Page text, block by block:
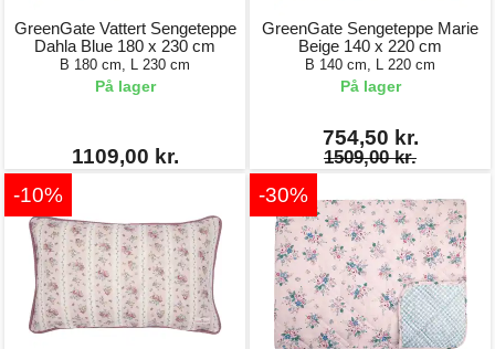
GreenGate Vattert Sengeteppe
Dahla Blue 180 x 230 cm
B 180 cm, L 230 cm
På lager
1109,00 kr.
GreenGate Sengeteppe Marie
Beige 140 x 220 cm
B 140 cm, L 220 cm
På lager
754,50 kr.
1509,00 kr.
-10% -30%